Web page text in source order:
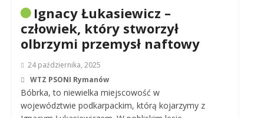
Ignacy Łukasiewicz –
człowiek, który stworzył
olbrzymi przemysł naftowy
24 października, 2025
WTZ PSONI Rymanów
Bóbrka, to niewielka miejscowość w
województwie podkarpackim, którą kojarzymy z